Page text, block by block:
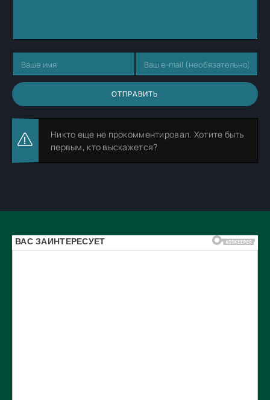
ОТПРАВИТЬ
Никто еще не прокомментировал. Хотите быть
первым, кто выскажется?